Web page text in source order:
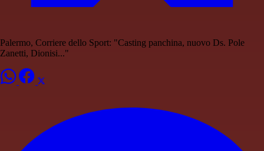
Palermo, Corriere dello Sport: "Casting panchina, nuovo Ds. Pole
Zanetti, Dionisi..."